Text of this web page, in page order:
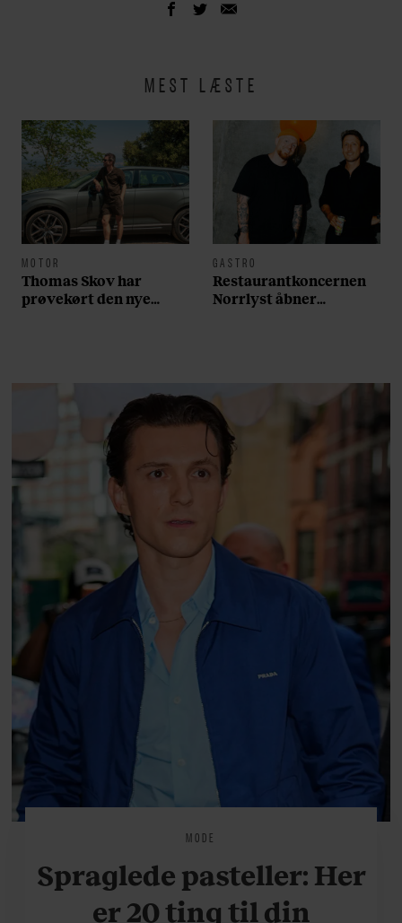
MEST LÆSTE
MOTOR
Thomas Skov har
prøvekørt den nye
GASTRO
Restaurantkoncernen
Norrlyst åbner
MODE
Spraglede pasteller: Her
er 20 ting til din